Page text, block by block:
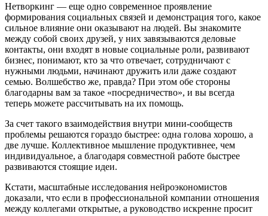
Нетворкинг — еще одно современное проявление
формирования социальных связей и демонстрация того, какое
сильное влияние они оказывают на людей. Вы знакомите
между собой своих друзей, у них завязываются деловые
контакты, они входят в новые социальные роли, развивают
бизнес, понимают, кто за что отвечает, сотрудничают с
нужными людьми, начинают дружить или даже создают
семью. Волшебство же, правда? При этом обе стороны
благодарны вам за такое «посредничество», и вы всегда
теперь можете рассчитывать на их помощь.
За счет такого взаимодействия внутри мини-сообществ
проблемы решаются гораздо быстрее: одна голова хорошо, а
две лучше. Коллективное мышление продуктивнее, чем
индивидуальное, а благодаря совместной работе быстрее
развиваются стоящие идеи.
Кстати, масштабные исследования нейроэкономистов
доказали, что если в профессиональной компании отношения
между коллегами открытые, а руководство искренне просит